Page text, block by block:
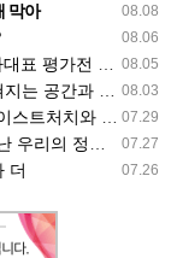
08.08
막아
08.06
08.05
아선수권 출전’
08.03
리고 미식의 미학
07.29
시가 주는 교훈
07.27
리의 정체성
07.26
더